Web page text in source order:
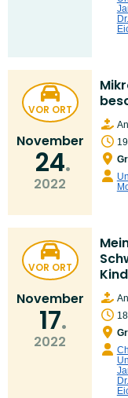
VOR ORT
November
24
2022
VOR ORT
November
17
2022